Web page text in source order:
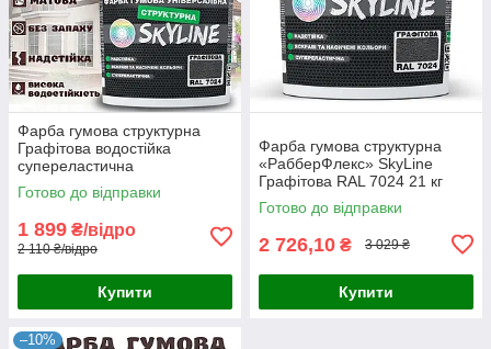
Фарба гумова структурна
Графітова водостійка
супереластична
універсальна емаль
«РабберФлекс» SkyLine для
Готово до відправки
1 899 ₴/відро
2 110 ₴/відро
Купити
Фарба гумова структурна
«РабберФлекс» SkyLine
Графітова RAL 7024 21 кг
Готово до відправки
2 726,10 ₴ 3 029 ₴
Купити
–10%